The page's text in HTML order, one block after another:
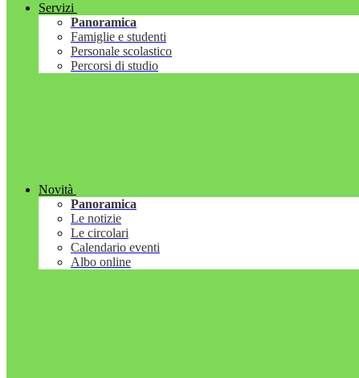
Servizi
Panoramica
Famiglie e studenti
Personale scolastico
Percorsi di studio
Novità
Panoramica
Le notizie
Le circolari
Calendario eventi
Albo online